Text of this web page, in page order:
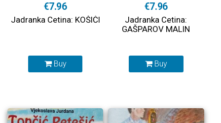
€7.96
Jadranka Cetina: KOŠIĆI
Buy
€7.96
Jadranka Cetina:
GAŠPAROV MALIN
Buy